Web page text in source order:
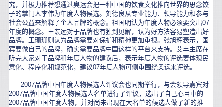
究，并极力推荐想通过奥运会把一种中国的饮食文化推向世界的思念饺
子的掌门人李伟为年度人物候选。刘德良从专业能力、领导能力和参与
社会公益来解释了个人品牌的概念。祖国明认为年度人物必须要突出07
年度的概念。王宏远对于品牌也有独到见解，认为好方法容易塑造出好
品牌。王珊珊则认为品牌需要对保护和精神更加重视。张旭辉表示，国
宾要做自己的品牌，确实需要品牌中国这样的平台来支持。艾丰主席在
听完大家对于品牌和年度人物的建议后，表示年度人物的评选要体现民
意化、程序化和规范化，建议07年度人物可侧重围绕奥运来评选。
2007品牌中国年度人物候选人评议会也同期举行，与会领导嘉宾对
2007品牌中国年度人物候选人名单进行了评议，选出了自己心目中的
2007品牌中国年度人物，并对尚未出现在大名单的候选人做了新的推